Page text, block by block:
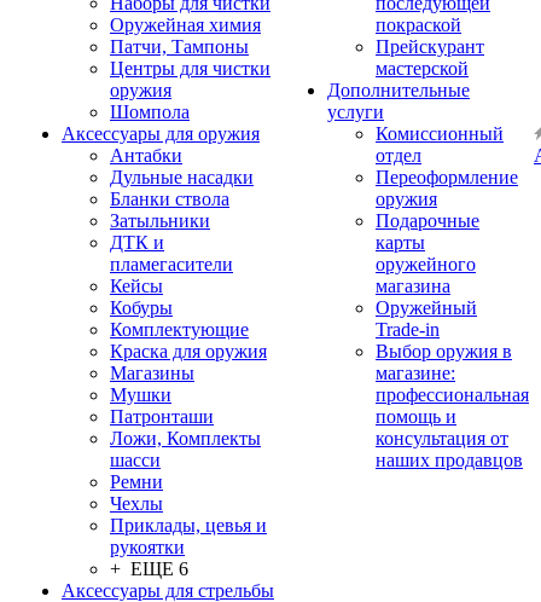
Оружейная химия
Патчи, Тампоны
Центры для чистки
оружия
Шомпола
Аксессуары для оружия
Антабки
Дульные насадки
Бланки ствола
Затыльники
ДТК и
пламегасители
Кейсы
Кобуры
Комплектующие
Краска для оружия
Магазины
Мушки
Патронташи
Ложи, Комплекты
шасси
Ремни
Чехлы
Приклады, цевья и
рукоятки
+ ЕЩЕ 6
Аксессуары для стрельбы
покраской
Прейскурант
мастерской
Дополнительные
услуги
Комиссионный
отдел
Переоформление
оружия
Подарочные
карты
оружейного
магазина
Оружейный
Trade-in
Выбор оружия в
магазине:
профессиональная
помощь и
консультация от
наших продавцов